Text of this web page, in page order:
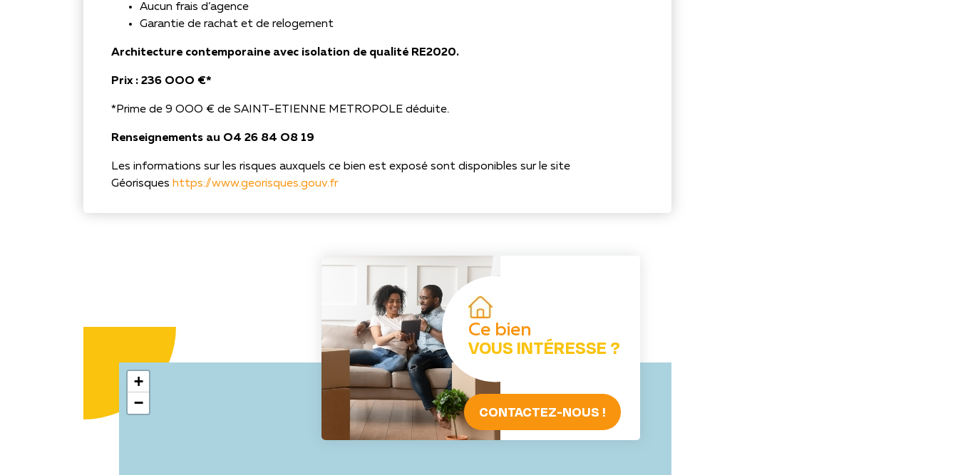
Aucun frais d’agence
Garantie de rachat et de relogement
Architecture contemporaine avec isolation de qualité RE2020.
Prix : 236 OOO €*
*Prime de 9 OOO € de SAINT-ETIENNE METROPOLE déduite.
Renseignements au O4 26 84 O8 19
Les informations sur les risques auxquels ce bien est exposé sont disponibles sur le site
Géorisques https://www.georisques.gouv.fr
+
−
Ce bien
VOUS INTÉRESSE ?
CONTACTEZ-NOUS !